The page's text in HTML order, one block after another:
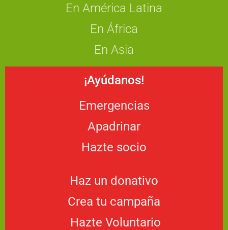
En América Latina
En África
En Asia
¡Ayúdanos!
Emergencias
Apadrinar
Hazte socio
Haz un donativo
Crea tu campaña
Hazte Voluntario